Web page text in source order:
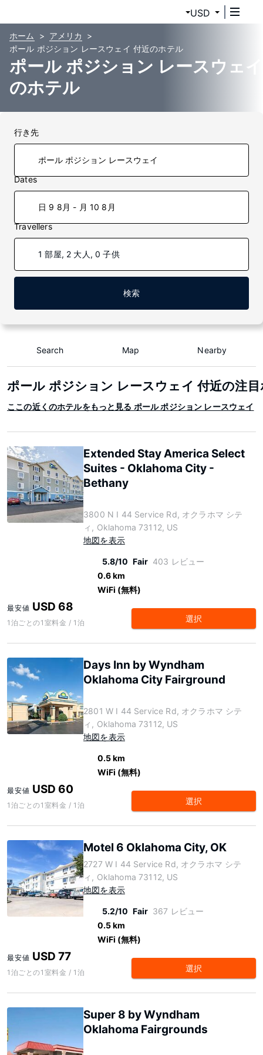
USD
ホーム
アメリカ
ポール ポジション レースウェイ 付近のホテル
ポール ポジション レースウェイ
のホテル
行き先
Dates
日 9 8月 - 月 10 8月
Travellers
1 部屋, 2 大人, 0 子供
検索
Search Map Nearby
ポール ポジション レースウェイ 付近の注
ここの近くのホテルをもっと見る ポール ポジション レースウェイ
Extended Stay America Select
Suites - Oklahoma City -
Bethany
3800 N I 44 Service Rd, オクラホマ シテ
ィ, Oklahoma 73112, US
地図を表示
5.8/10 Fair 403 レビュー
0.6 km
WiFi (無料)
最安値 USD 68
1泊ごとの1室料金 / 1泊 選択
Days Inn by Wyndham
Oklahoma City Fairground
2801 W I 44 Service Rd, オクラホマ シテ
ィ, Oklahoma 73112, US
地図を表示
0.5 km
WiFi (無料)
最安値 USD 60
1泊ごとの1室料金 / 1泊 選択
Motel 6 Oklahoma City, OK
2727 W I 44 Service Rd, オクラホマ シテ
ィ, Oklahoma 73112, US
地図を表示
5.2/10 Fair 367 レビュー
0.5 km
WiFi (無料)
最安値 USD 77
1泊ごとの1室料金 / 1泊 選択
Super 8 by Wyndham
Oklahoma Fairgrounds